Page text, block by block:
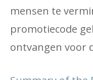
mensen te
promotiecode
ontvangen voor